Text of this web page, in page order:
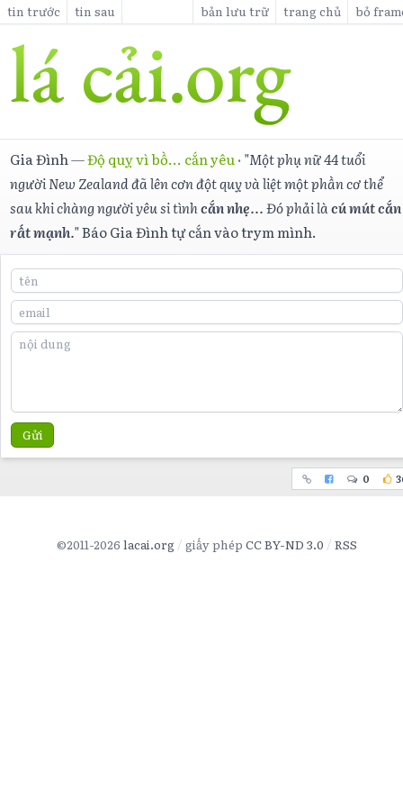
tin trước tin sau bản lưu trữ trang chủ bỏ
Gia Đình—Độ quỵ vì bồ... cắn yêu · "Một phụ nữ 44 tuổi
người New Zealand đã lên cơn đột quỵ và liệt một phần cơ thể
sau khi chàng người yêu si tìnhcắn nhẹ... Đó phải làcú mút cắn
rất mạnh."Báo Gia Đình tự cắn vào trym mình.
Gửi
0
©2011-2026 lacai.org giấy phép CC BY-ND 3.0 RSS